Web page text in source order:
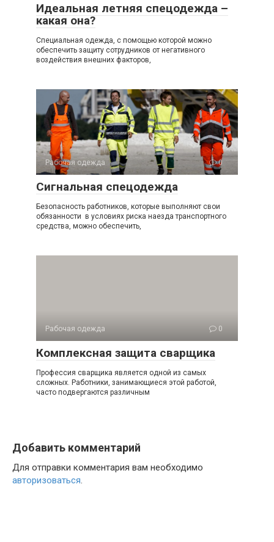
Идеальная летняя спецодежда –
какая она?
Специальная одежда, с помощью которой можно
обеспечить защиту сотрудников от негативного
воздействия внешних факторов,
Рабочая одежда 0
Сигнальная спецодежда
Безопасность работников, которые выполняют свои
обязанности в условиях риска наезда транспортного
средства, можно обеспечить,
Рабочая одежда 0
Комплексная защита сварщика
Профессия сварщика является одной из самых
сложных. Работники, занимающиеся этой работой,
часто подвергаются различным
Добавить комментарий
Для отправки комментария вам необходимо
авторизоваться.